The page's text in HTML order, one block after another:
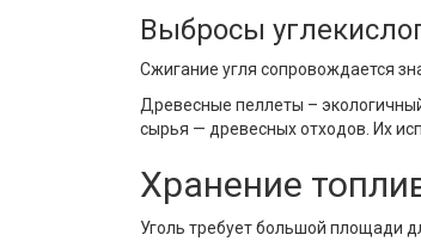
Выбросы
Сжигание угля сопровождается
Древесные пеллеты –
сырья — древесных отходов. Их
Хранение
Уголь требует большой площади